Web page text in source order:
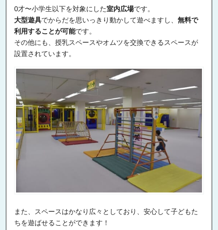
0才〜小学生以下を対象にした室内広場です。
大型遊具でからだを思いっきり動かして遊べますし、 無料で
利用することが可能です。
その他にも、授乳スペースやオムツを交換できるスペースが
設置されています。
また、スペースはかなり広々としており、安心して子どもた
ちを遊ばせることができます！